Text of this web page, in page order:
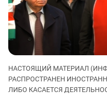
Дагестан
Ингушетия
Кабардино-Балкария
Калмыкия
Карачаево-Черкесия
Краснодарский край
НАСТОЯЩИЙ МАТЕРИАЛ
РАСПРОСТРАНЕН
ЛИБО КАСАЕТСЯ